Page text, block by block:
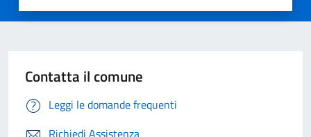
Contatta il comune
Leggi le domande frequenti
Richiedi Assistenza